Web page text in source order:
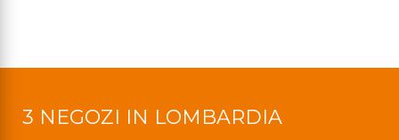
3 NEGOZI IN LOMBARDIA